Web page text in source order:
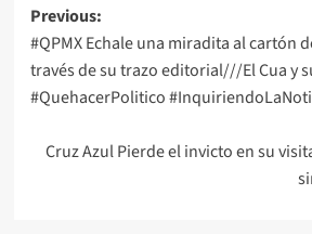
Post
navigation
Previous:
#QPMX Echale una miradita al cartón
través de su trazo editorial///El Cua y
#QuehacerPolitico
Cruz Azul Pierde el invicto en su